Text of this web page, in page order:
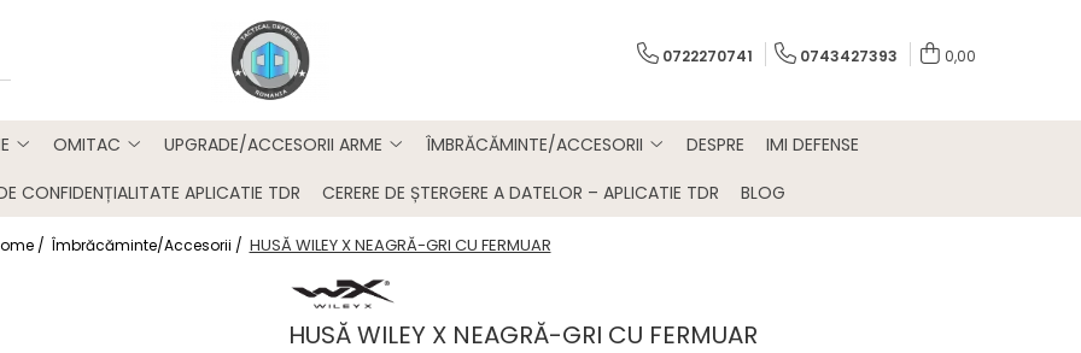
0722270741 0743427393 0,00
OMITAC UPGRADE/ACCESORII ARME ÎMBRĂCĂMINTE/ACCESORII DESPRE
IMI DEFENSE
CONFIDENȚIALITATE APLICATIE TDR
CERERE DE ȘTERGERE A DATELOR – APLICATIE TDR BLOG
/ Îmbrăcăminte/Accesorii / HUSĂ WILEY X NEAGRĂ-GRI CU FERMUAR
HUSĂ WILEY X NEAGRĂ-GRI CU FERMUAR